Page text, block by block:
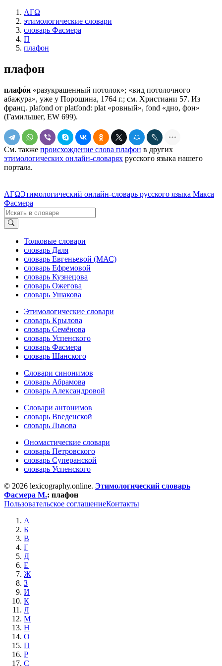
ΛΓΩ
этимологические словари
словарь Фасмера
П
плафон
плафон
плафо́н «разукрашенный потолок»; «вид потолочного
абажура», уже у Порошина, 1764 г.; см. Христиани 57. Из
франц. рlаfоnd от platfond: рlаt «ровный», fond «дно, фон»
(Гамильшег, ЕW 699).
См. также происхождение слова плафон в других
этимологических онлайн-словарях русского языка нашего
портала.
ΛΓΩЭтимологический онлайн-словарь русского языка Макса
Фасмера
Толковые словари
словарь Даля
словарь Евгеньевой (МАС)
словарь Ефремовой
словарь Кузнецова
словарь Ожегова
словарь Ушакова
Этимологические словари
словарь Крылова
словарь Семёнова
словарь Успенского
словарь Фасмера
словарь Шанского
Словари синонимов
словарь Абрамова
словарь Александровой
Словари антонимов
словарь Введенской
словарь Львова
Ономастические словари
словарь Петровского
словарь Суперанской
словарь Успенского
© 2026 lexicography.online. Этимологический словарь
Фасмера М.: плафон
Пользовательское соглашениеКонтакты
А
Б
В
Г
Д
Е
Ж
З
И
К
Л
М
Н
О
П
Р
С